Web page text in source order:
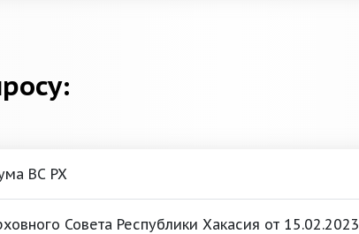
ВС РХ
Совета Республики Хакасия от 15.02.2023